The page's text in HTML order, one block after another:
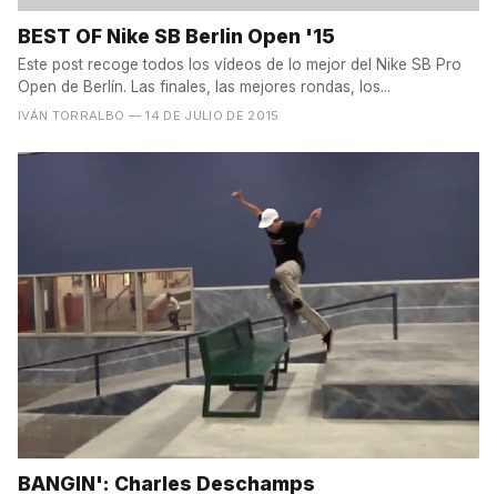
BEST OF Nike SB Berlin Open '15
Este post recoge todos los vídeos de lo mejor del Nike SB Pro
Open de Berlín. Las finales, las mejores rondas, los...
IVÁN TORRALBO — 14 DE JULIO DE 2015
BANGIN': Charles Deschamps